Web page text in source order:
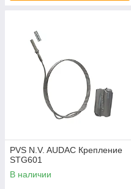
PVS N.V. AUDAC Крепление
STG601
В наличии